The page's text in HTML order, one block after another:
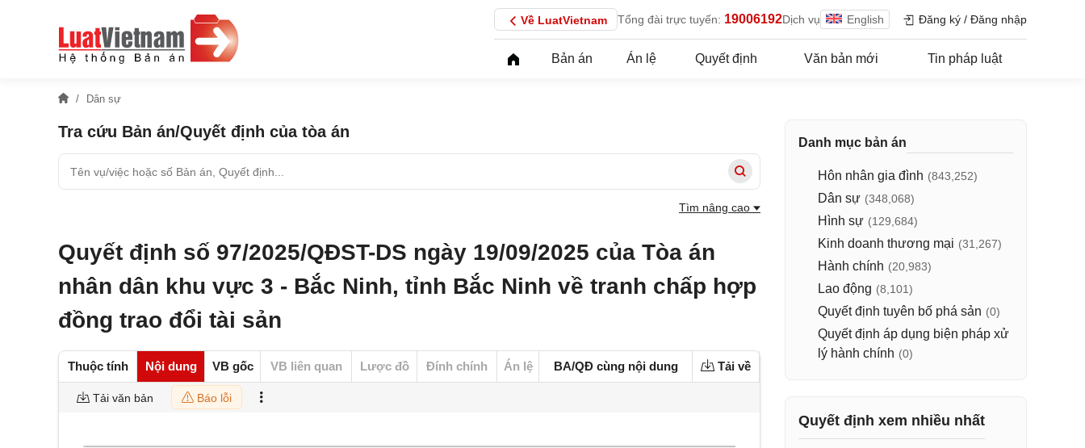
Về LuatVietnam Tổng đài trực tuyến: 19006192Dịch vụ English Đăng ký / Đăng nhập
Bản án Án lệ Quyết định Văn bản mới Tin pháp luật
Dân sự
Tra cứu Bản án/Quyết định của tòa án
Tìm nâng cao
Quyết định số 97/2025/QĐST-DS ngày 19/09/2025 của Tòa án
nhân dân khu vực 3 - Bắc Ninh, tỉnh Bắc Ninh về tranh chấp hợp
đồng trao đổi tài sản
Thuộc tính Nội dung VB gốc VB liên quan Lược đồ Đính chính Án lệ BA/QĐ cùng nội dung Tải về
Tải văn bản Báo lỗi
Danh mục bản án
Hôn nhân gia đình (843,252)
Dân sự (348,068)
Hình sự (129,684)
Kinh doanh thương mại (31,267)
Hành chính (20,983)
Lao động (8,101)
Quyết định tuyên bố phá sản (0)
Quyết định áp dụng biện pháp xử
lý hành chính (0)
Quyết định xem nhiều nhất